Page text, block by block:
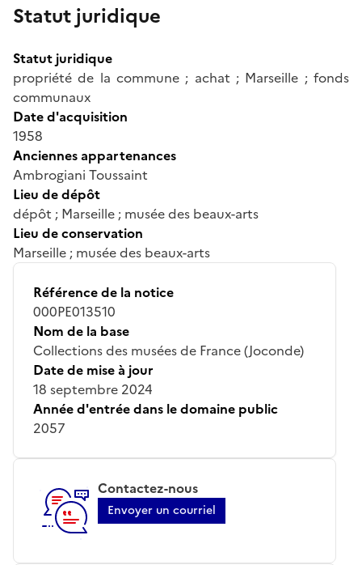
Statut juridique
Statut juridique
propriété de la commune ; achat ; Marseille ; fonds
communaux
Date d'acquisition
1958
Anciennes appartenances
Ambrogiani Toussaint
Lieu de dépôt
dépôt ; Marseille ; musée des beaux-arts
Lieu de conservation
Marseille ; musée des beaux-arts
Référence de la notice
000PE013510
Nom de la base
Collections des musées de France (Joconde)
Date de mise à jour
18 septembre 2024
Année d'entrée dans le domaine public
2057
Contactez-nous
Envoyer un courriel